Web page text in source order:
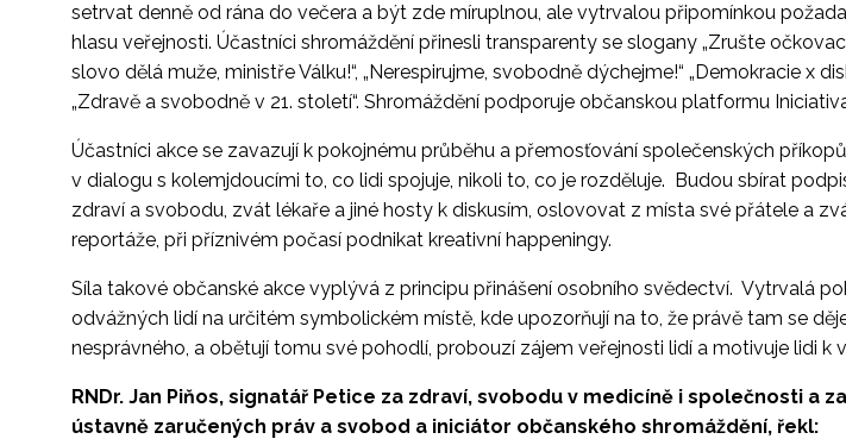
setrvat denně od rána do večera a být zde míruplnou, ale vytrvalou připomínkou
hlasu veřejnosti. Účastníci shromáždění přinesli transparenty se slogany „Zrušte
slovo dělá muže, ministře Válku!“, „Nerespirujme, svobodně dýchejme!“ „Demokracie x
„Zdravě a svobodně v 21. století“. Shromáždění podporuje občanskou platformu
Účastníci akce se zavazují k pokojnému průběhu a přemosťování společenských
v dialogu s kolemjdoucími to, co lidi spojuje, nikoli to, co je rozděluje. Budou sbírat
zdraví a svobodu, zvát lékaře a jiné hosty k diskusím, oslovovat z místa své přátele a
reportáže, při příznivém počasí podnikat kreativní happeningy.
Síla takové občanské akce vyplývá z principu přinášení osobního svědectví. Vytrvalá
odvážných lidí na určitém symbolickém místě, kde upozorňují na to, že právě tam se
nesprávného, a obětují tomu své pohodlí, probouzí zájem veřejnosti lidí a motivuje lidi k
RNDr. Jan Piňos, signatář Petice za zdraví, svobodu v medicíně i společnosti a
ústavně zaručených práv a svobod a iniciátor občanského shromáždění, řekl: